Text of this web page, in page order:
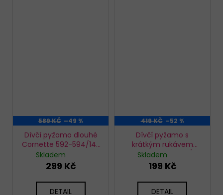
589 KČ –49 %
Dívčí pyžamo dlouhé
Cornette 592-594/145
Dogs
Skladem
299 Kč
DETAIL
419 KČ –52 %
Dívčí pyžamo s
krátkým rukávem
Cornette 787-788/87
Cats
Skladem
199 Kč
DETAIL